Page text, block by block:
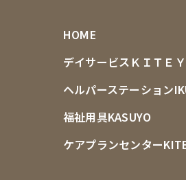
HOME
デイサービスＫＩＴＥ
ヘルパーステーション
福祉用具KASUYO
ケアプランセンター